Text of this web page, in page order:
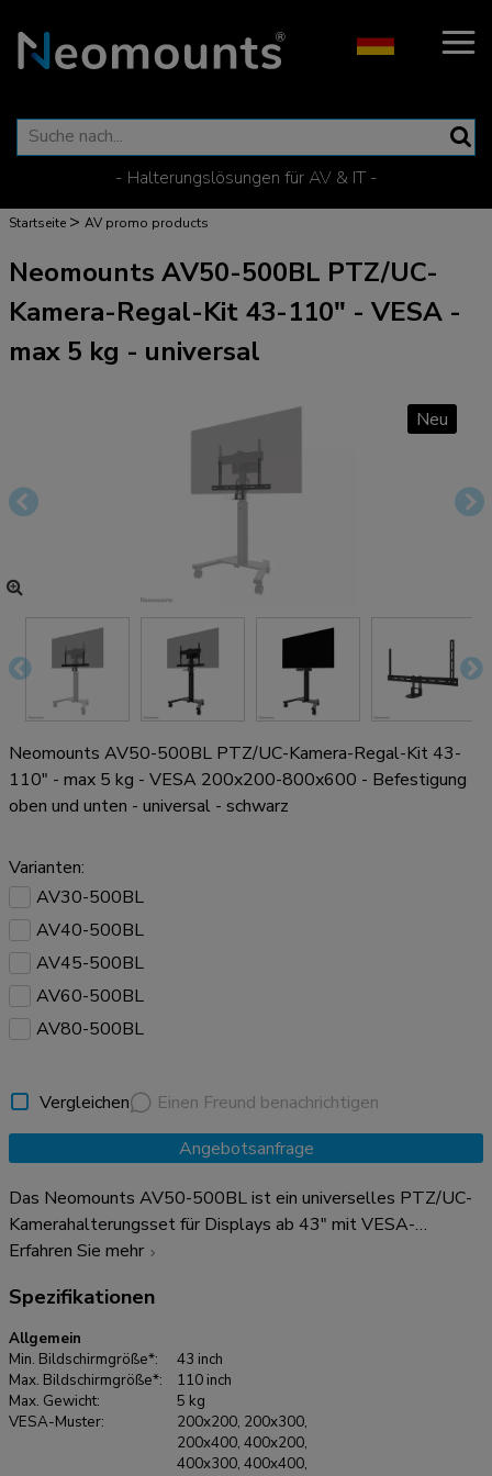
- Halterungslösungen für AV & IT -
Startseite > AV promo products
Neomounts AV50-500BL PTZ/UC-
Kamera-Regal-Kit 43-110" - VESA -
max 5 kg - universal
Neu
Neomounts AV50-500BL PTZ/UC-Kamera-Regal-Kit 43-
110" - max 5 kg - VESA 200x200-800x600 - Befestigung
oben und unten - universal - schwarz
Varianten:
AV30-500BL
AV40-500BL
AV45-500BL
AV60-500BL
AV80-500BL
Vergleichen
Einen Freund benachrichtigen
Angebotsanfrage
Das Neomounts AV50-500BL ist ein universelles PTZ/UC-
Kamerahalterungsset für Displays ab 43" mit VESA-
Lochmustern von 200x200 bis 800x600 mm. Das Set ist auf
zu 5 kg und kann entweder über oder unter dem Display
installiert werden. Sowohl die Kamerahalterung als auch die
Halterungen der Rückplatte sind höhenverstellbar und bieten
somit maximale Flexibilität. Das AV50-500BL ist mit
praktisch allen* PTZ/UC-Kameras kompatibel und garantiert
somit eine breite Anwendbarkeit. Die Kamerahalterung
ermöglicht sowohl eine Variation in der Breite als auch in der
Erfahren Sie mehr
Spezifikationen
Allgemein
Min. Bildschirmgröße*:
43 inch
Max. Bildschirmgröße*:
110 inch
Max. Gewicht:
5 kg
VESA-Muster:
200x200, 200x300,
200x400, 400x200,
400x300, 400x400,